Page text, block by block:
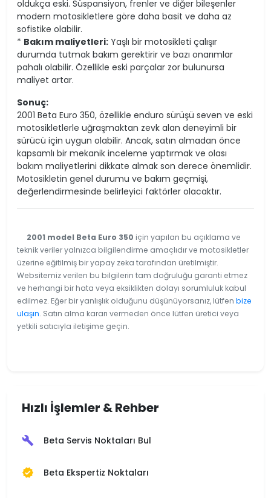
oldukça eski. Süspansiyon, frenler ve diğer bileşenler
modern motosikletlere göre daha basit ve daha az
sofistike olabilir.
* Bakım maliyetleri: Yaşlı bir motosikleti çalışır
durumda tutmak bakım gerektirir ve bazı onarımlar
pahalı olabilir. Özellikle eski parçalar zor bulunursa
maliyet artar.
Sonuç:
2001 Beta Euro 350, özellikle enduro sürüşü seven ve eski
motosikletlerle uğraşmaktan zevk alan deneyimli bir
sürücü için uygun olabilir. Ancak, satın almadan önce
kapsamlı bir mekanik inceleme yaptırmak ve olası
bakım maliyetlerini dikkate almak son derece önemlidir.
Motosikletin genel durumu ve bakım geçmişi,
değerlendirmesinde belirleyici faktörler olacaktır.
2001 model Beta Euro 350 için yapılan bu açıklama ve
teknik veriler yalnızca bilgilendirme amaçlıdır ve motosikletler
üzerine eğitilmiş bir yapay zeka tarafından üretilmiştir.
Websitemiz verilen bu bilgilerin tam doğruluğu garanti etmez
ve herhangi bir hata veya eksiklikten dolayı sorumluluk kabul
edilmez. Eğer bir yanlışlık olduğunu düşünüyorsanız, lütfen bize
ulaşın. Satın alma kararı vermeden önce lütfen üretici veya
yetkili satıcıyla iletişime geçin.
Hızlı İşlemler & Rehber
build Beta Servis Noktaları Bul
verified Beta Ekspertiz Noktaları